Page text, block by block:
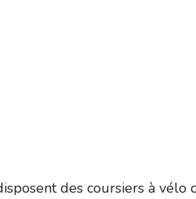
des coursiers à